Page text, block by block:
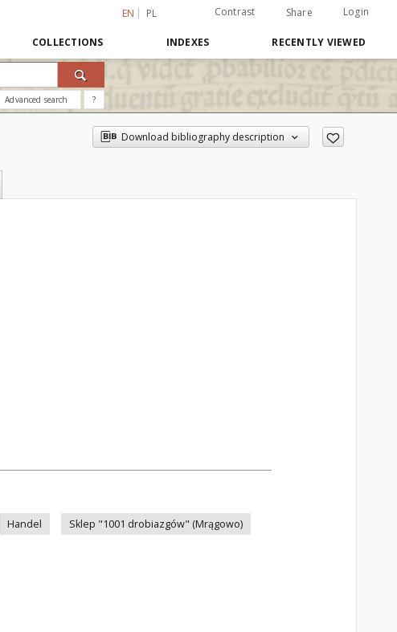
EN PL Contrast Share Login
COLLECTIONS INDEXES RECENTLY VIEWED
Advanced search ?
Download bibliography description
Handel
Sklep "1001 drobiazgów" (Mrągowo)